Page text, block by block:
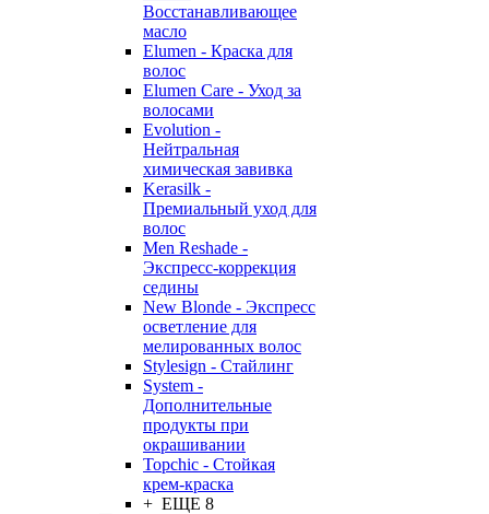
Восстанавливающее
масло
Elumen - Краска для
волос
Elumen Care - Уход за
волосами
Evolution -
Нейтральная
химическая завивка
Kerasilk -
Премиальный уход для
волос
Men Reshade -
Экспресс-коррекция
седины
New Blonde - Экспресс
осветление для
мелированных волос
Stylesign - Стайлинг
System -
Дополнительные
продукты при
окрашивании
Topchic - Стойкая
крем-краска
+ ЕЩЕ 8